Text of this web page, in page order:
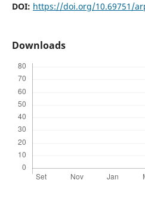
DOI: https://doi.org/10.69751/
Downloads